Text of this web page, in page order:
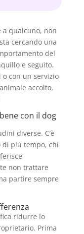
qualcuno, non
cercando una
del
e seguito.
con un servizio
accolto,
con il dog
diverse. C’è
di più tempo, chi
non trattare
partire sempre
ridurre lo
Prima